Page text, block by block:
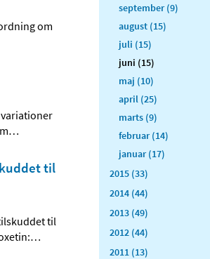
om
…
til
til
…
september (9)
august (15)
juli (15)
juni (15)
maj (10)
april (25)
marts (9)
februar (14)
januar (17)
2015 (33)
2014 (44)
2013 (49)
2012 (44)
2011 (13)